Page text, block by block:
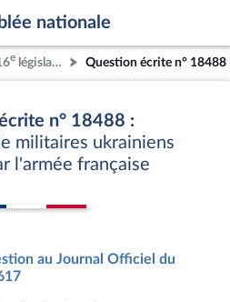
nationale
e législature Question écrite n° 18488
n° 18488 :
militaires ukrainiens
l'armée française
au Journal Officiel du